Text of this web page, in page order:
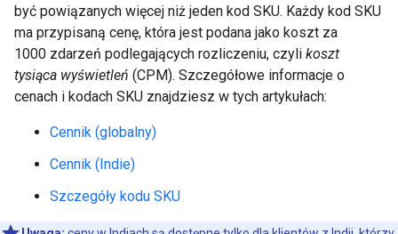
być powiązanych więcej niż jeden kod SKU. Każdy kod SKU
ma przypisaną cenę, która jest podana jako koszt za
1000 zdarzeń podlegających rozliczeniu, czyli koszt
tysiąca wyświetleń (CPM). Szczegółowe informacje o
cenach i kodach SKU znajdziesz w tych artykułach:
Cennik (globalny)
Cennik (Indie)
Szczegóły kodu SKU